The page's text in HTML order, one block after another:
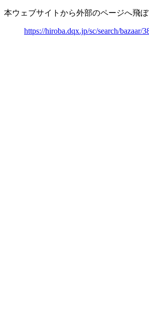
本ウェブサイトから外部のページへ飛ぼ
https://hiroba.dqx.jp/sc/search/bazaar/